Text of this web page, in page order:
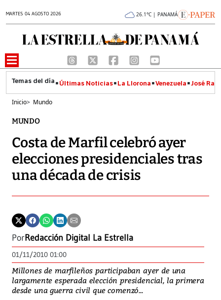
MARTES 04 AGOSTO 2026 26.1°C | PANAMÁ
Últimas Noticias La Llorona Venezuela José
Inicio> Mundo
MUNDO
Costa de Marfil celebró ayer
elecciones presidenciales tras
una década de crisis
PorRedacción Digital La Estrella
01/11/2010 01:00
Millones de marfileños participaban ayer de una
largamente esperada elección presidencial, la primera
desde una guerra civil que comenzó...